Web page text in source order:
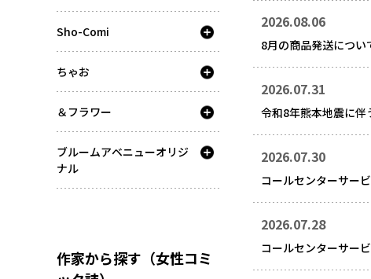
Sho-Comi
ちゃお
＆フラワー
ブルームアベニューオリジ
ナル
作家から探す（女性コミ
2026.08.06
8月の商品発送につい
2026.07.31
令和8年熊本地震に伴
2026.07.30
コールセンターサー
2026.07.28
コールセンターサー